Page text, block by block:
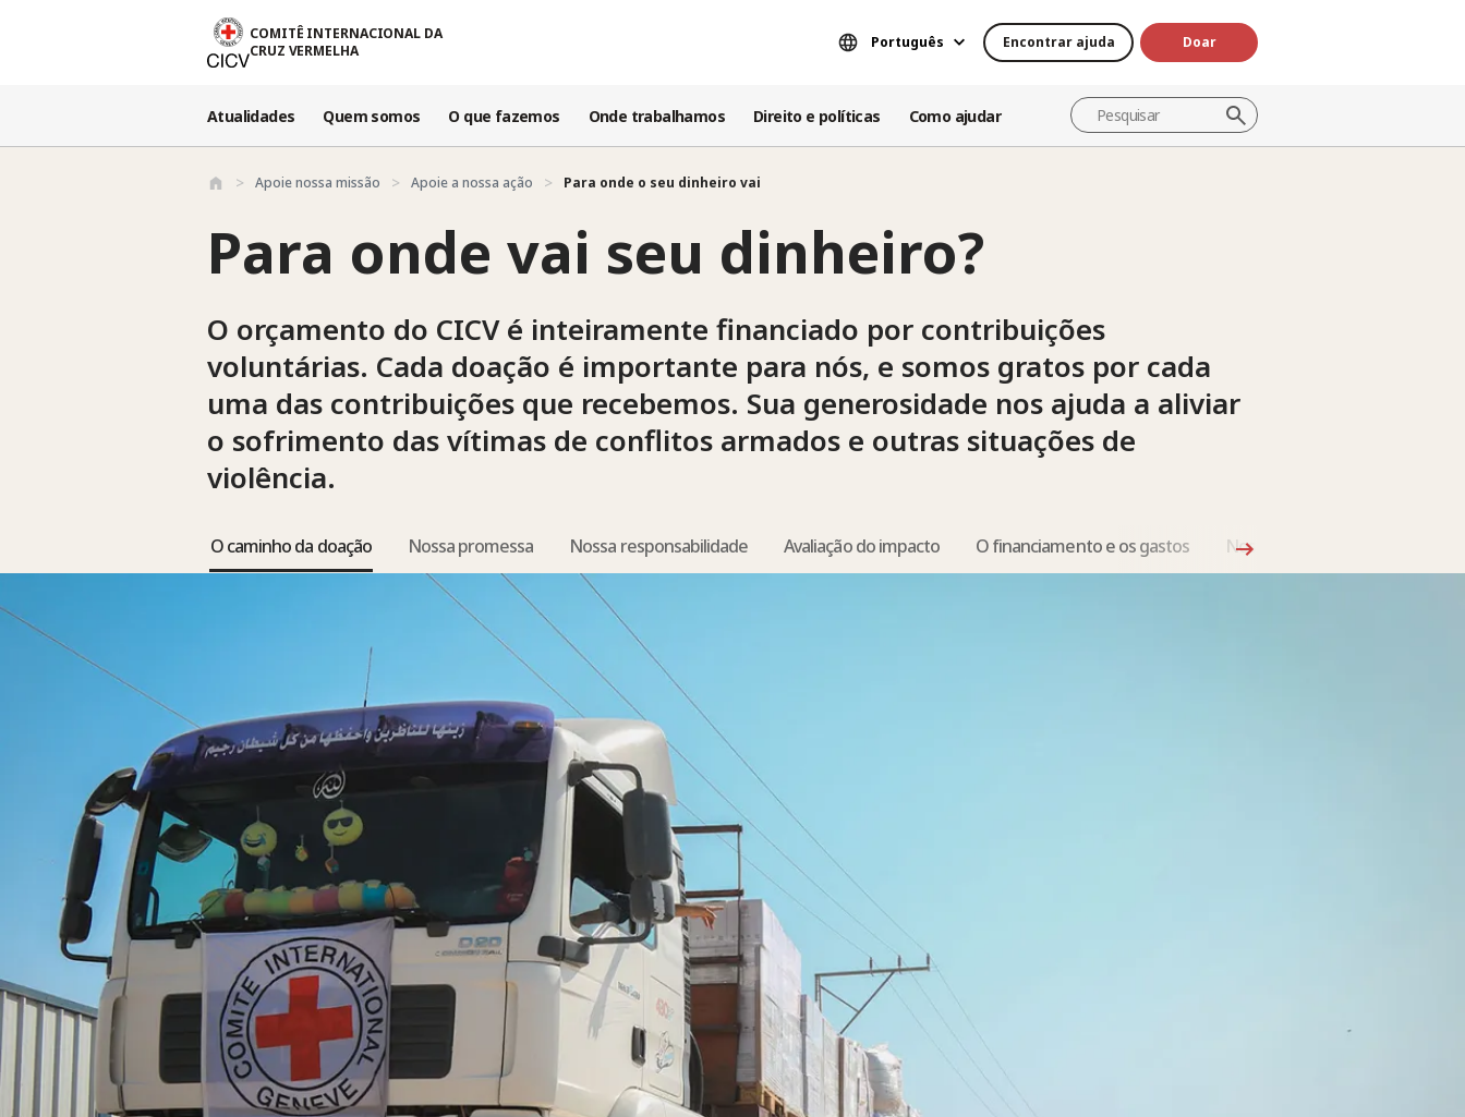
Passar para o conteúdo principal
COMITÊ INTERNACIONAL DA
CRUZ VERMELHA
Português Encontrar ajuda Doar
Atualidades Quem somos O que fazemos Onde trabalhamos Direito e políticas Como ajudar
Apoie nossa missão Apoie a nossa ação Para onde o seu dinheiro vai
Para onde vai seu dinheiro?
O orçamento do CICV é inteiramente financiado por contribuições
voluntárias. Cada doação é importante para nós, e somos gratos por cada
uma das contribuições que recebemos. Sua generosidade nos ajuda a aliviar
o sofrimento das vítimas de conflitos armados e outras situações de
violência.
O caminho da doação Nossa promessa Nossa responsabilidade Avaliação do impacto O financiamento e os gastos Nosso trabalho no terreno